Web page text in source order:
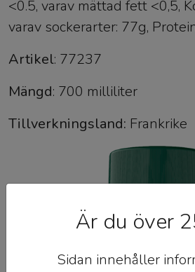
<0.5, varav mättad fett <0,5,
varav sockerarter: 77g,
Artikel: 77237
Mängd: 700 milliliter
Tillverkningsland: Frankrike
Är du över
Sidan innehåller